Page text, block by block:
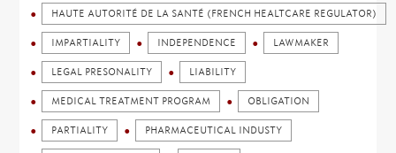
HAUTE AUTORITÉ DE LA SANTÉ (FRENCH HEALTCARE REGULATOR)
IMPARTIALITY INDEPENDENCE LAWMAKER
LEGAL PRESONALITY LIABILITY
MEDICAL TREATMENT PROGRAM OBLIGATION
PARTIALITY PHARMACEUTICAL INDUSTY